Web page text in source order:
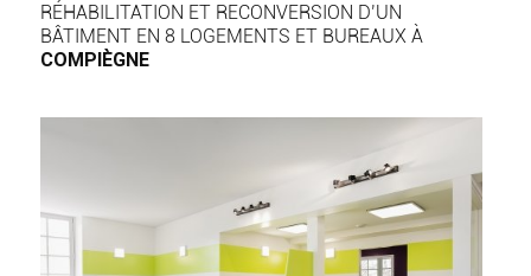
RÉHABILITATION ET RECONVERSION D’UN
BÂTIMENT EN 8 LOGEMENTS ET BUREAUX À
COMPIÈGNE